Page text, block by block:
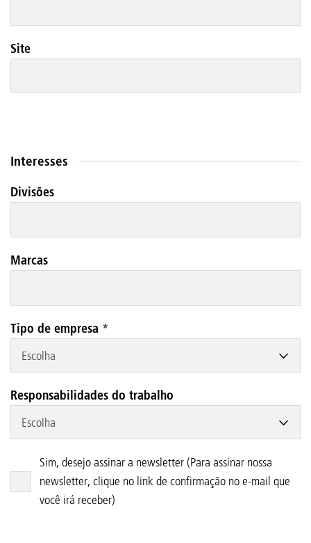
Site
Interesses
Divisões
Marcas
Tipo de empresa *
Escolha
Responsabilidades do trabalho
Escolha
Sim, desejo assinar a newsletter (Para assinar nossa
newsletter, clique no link de confirmação no e-mail que
você irá receber)